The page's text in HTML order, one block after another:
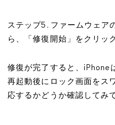
ステップ5. ファームウェア
ら、「修復開始」をクリッ
修復が完了すると、iPhone
再起動後にロック画面をス
応するかどうか確認してみ